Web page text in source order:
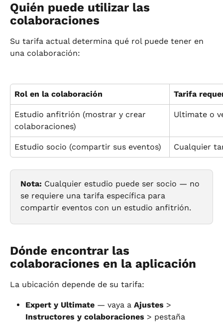
Quién puede utilizar las
colaboraciones
Su tarifa actual determina qué rol puede tener en
una colaboración:
Rol en la colaboración Tarifa
Estudio anfitrión (mostrar y crear
colaboraciones)
Ultimate o
Estudio socio (compartir sus eventos) Cualquier
Nota: Cualquier estudio puede ser socio — no
se requiere una tarifa específica para
compartir eventos con un estudio anfitrión.
Dónde encontrar las
colaboraciones en la aplicación
La ubicación depende de su tarifa:
Expert y Ultimate — vaya a Ajustes >
Instructores y colaboraciones > pestaña